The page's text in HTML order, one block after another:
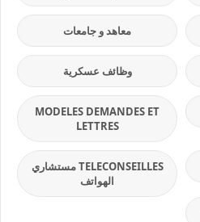
معاهد و جامعات
وظائف عسكرية
MODELES DEMANDES ET
LETTRES
TELECONSEILLES مستشاري
الهواتف